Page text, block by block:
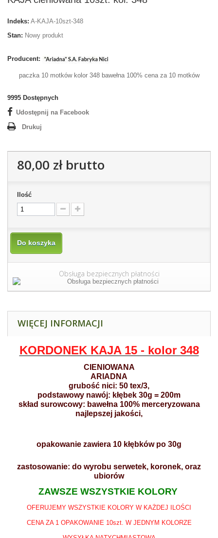
Indeks: A-KAJA-10szt-348
Stan: Nowy produkt
Producent:
paczka 10 motków kolor 348 bawełna 100% cena za 10 motków
9995 Dostępnych
Udostępnij na Facebook
Drukuj
80,00 złbrutto
Ilość
Do koszyka
Obsługa bezpiecznych płatności
WIĘCEJ INFORMACJI
KORDONEK KAJA 15 - kolor 348
CIENIOWANA
ARIADNA
grubość nici: 50 tex/3,
podstawowy nawój: kłębek 30g = 200m
skład surowcowy: bawełna 100% merceryzowana
najlepszej jakości,
opakowanie zawiera 10 kłębków po 30g
zastosowanie: do wyrobu serwetek, koronek, oraz
ubiorów
ZAWSZE WSZYSTKIE KOLORY
OFERUJEMY WSZYSTKIE KOLORY W KAŻDEJ ILOŚCI
CENA ZA 1 OPAKOWANIE 10szt. W JEDNYM KOLORZE